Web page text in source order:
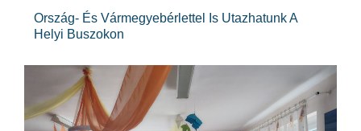
Ország- És Vármegyebérlettel Is Utazhatunk A
Helyi Buszokon